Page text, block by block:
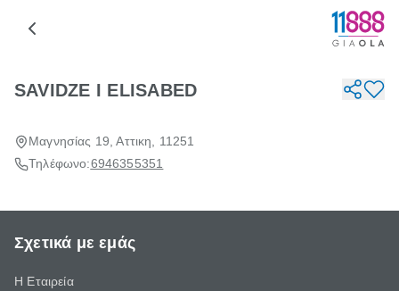
SAVIDZE I ELISABED
Μαγνησίας 19, Αττικη, 11251
Τηλέφωνο:6946355351
Σχετικά με εμάς
Η Εταιρεία